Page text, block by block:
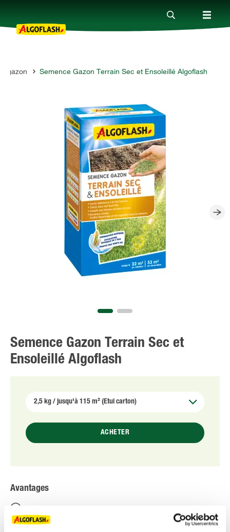
Nos produits
Qui sommes-nous ?
gazon Semence Gazon Terrain Sec et Ensoleillé Algoflash
Semence Gazon Terrain Sec et
Ensoleillé Algoflash
ACHETER
Avantages
Haute résistance à la sécheresse.